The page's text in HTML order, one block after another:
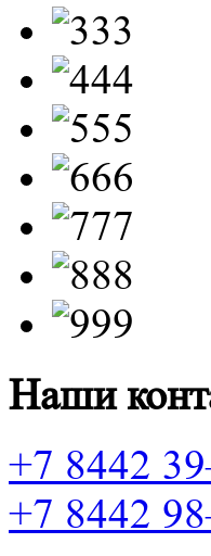
Наши
+7 8442
+7 8442